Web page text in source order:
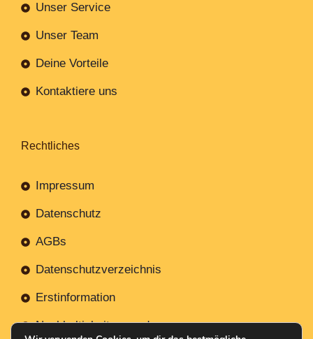
Unser Service
Unser Team
Deine Vorteile
Kontaktiere uns
Rechtliches
Impressum
Datenschutz
AGBs
Datenschutzverzeichnis
Erstinformation
Nachhaltigkeitsverordnung